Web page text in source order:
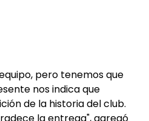
pero tenemos que
nos indica que
de la historia del club.